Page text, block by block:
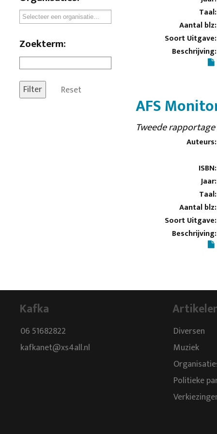
Zoekterm:
Reset
Taal:
Aantal blz:
Soort Uitgave:
Beschrijving:
AFS
Tweede rapportage
Auteurs:
ISBN:
Jaar:
Taal:
Aantal blz:
Soort Uitgave:
Beschrijving:
Kafka
06 51682822
kafkanet@xs4all.nl
Diversen
Muziek
Politieke